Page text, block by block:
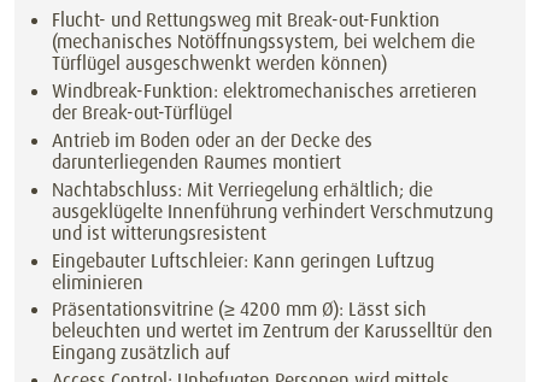
Flucht- und Rettungsweg mit Break-out-Funktion
(mechanisches Notöffnungssystem, bei welchem die
Türflügel ausgeschwenkt werden können)
Windbreak-Funktion: elektromechanisches arretieren
der Break-out-Türflügel
Antrieb im Boden oder an der Decke des
darunterliegenden Raumes montiert
Nachtabschluss: Mit Verriegelung erhältlich; die
ausgeklügelte Innenführung verhindert Verschmutzung
und ist witterungsresistent
Eingebauter Luftschleier: Kann geringen Luftzug
eliminieren
Präsentationsvitrine (≥ 4200 mm Ø): Lässt sich
beleuchten und wertet im Zentrum der Karusselltür den
Eingang zusätzlich auf